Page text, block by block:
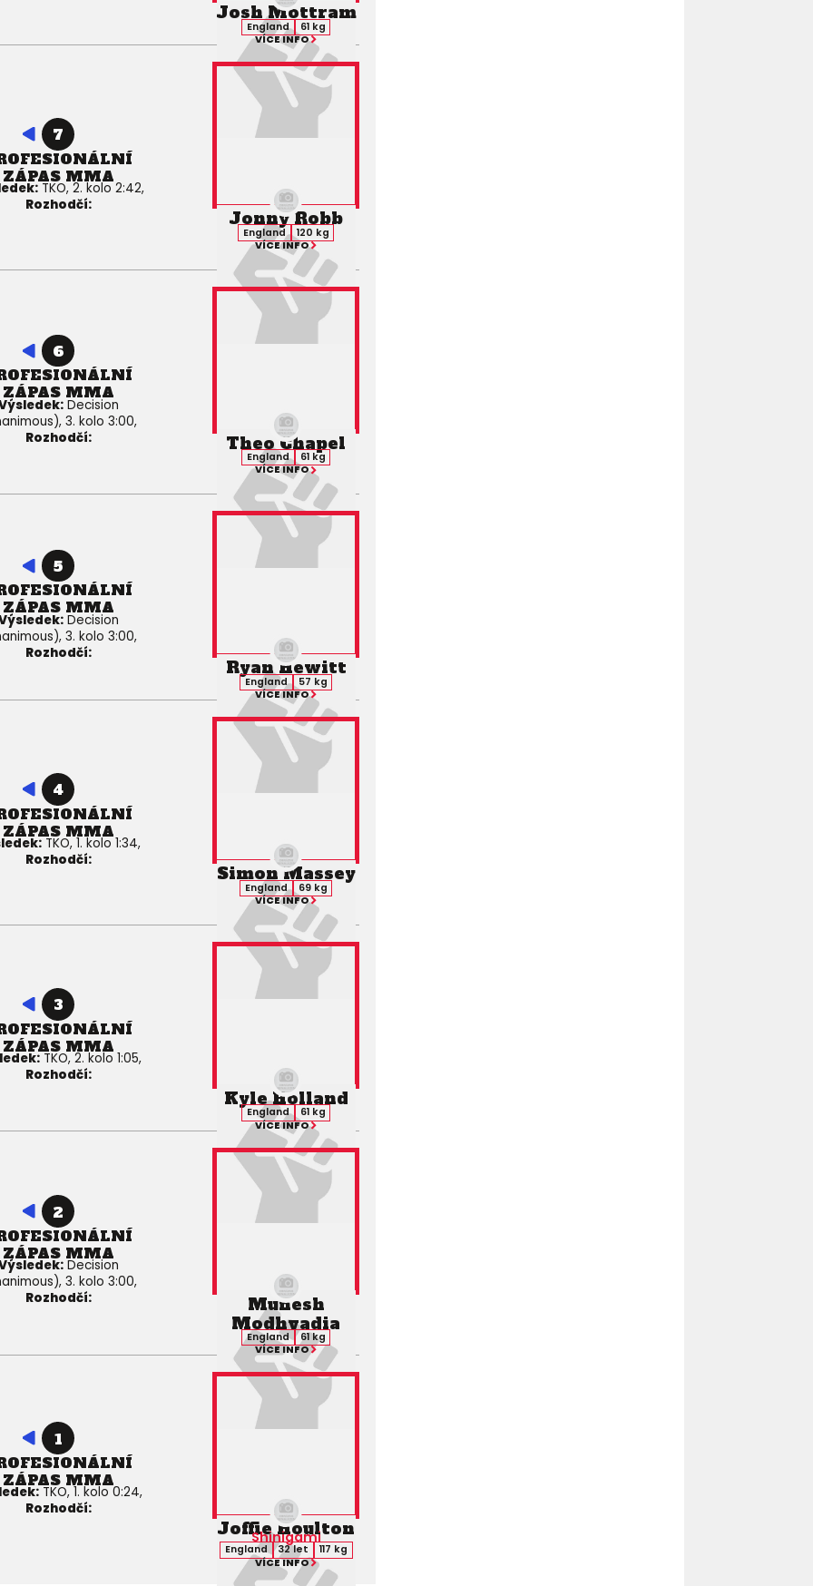
Josh Mottram
England
61 kg
VÍCE INFO
7
ZÁPAS MMA
TKO, 2. kolo 2:42,
Rozhodčí:
Jonny Robb
England
120 kg
VÍCE INFO
6
ZÁPAS MMA
Decision
3. kolo 3:00,
Rozhodčí:
Theo Chapel
England
61 kg
VÍCE INFO
5
ZÁPAS MMA
Decision
3. kolo 3:00,
Rozhodčí:
Ryan Hewitt
England
57 kg
VÍCE INFO
4
ZÁPAS MMA
TKO, 1. kolo 1:34,
Rozhodčí:
Simon Massey
England
69 kg
VÍCE INFO
3
ZÁPAS MMA
TKO, 2. kolo 1:05,
Rozhodčí:
Kyle Holland
England
61 kg
VÍCE INFO
2
ZÁPAS MMA
Decision
3. kolo 3:00,
Rozhodčí:
Munesh
Modhvadia
England
61 kg
VÍCE INFO
1
ZÁPAS MMA
TKO, 1. kolo 0:24,
Rozhodčí:
Joffie Houlton
Shinigami
England 32 let
117 kg
VÍCE INFO